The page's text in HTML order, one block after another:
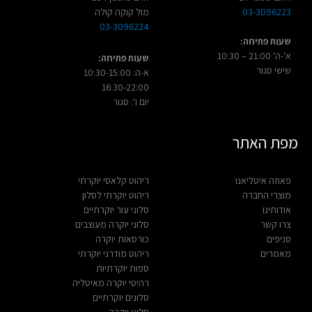
03-3096223
שעות פתיחה:
א'-ה' 21:00 – 10:30
שישי סגור
מול קוקה קולה
03-3096224
שעות פתיחה:
א-ה: 10:30-15:00
16:30-22:00
יום ו': סגור
מפת האתר
פאוזה איטליאנו
מוצרי החברה
אודותינו
צרו קשר
סניפים
מאמרים
ריהוט קלאסי יוקרתי
ריהוט יוקרתי לסלון
סלוני עור יוקרתיים
סלוני יוקרה מעוצבים
כורסאות יוקרה
ריהוט מודרני יוקרתי
ספות יוקרתיות
רהיטי יוקרה מאיטליה
סלונים יוקרתיים